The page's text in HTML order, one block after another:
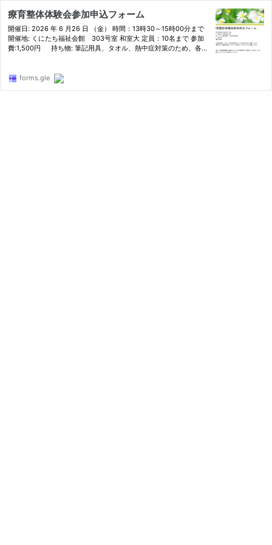
療育整体体験会参加申込フォーム
開催日: 2026 年 6 月26 日 （金） 時間：13時30～15時00分まで
開催地: くにたち福祉会館 303号室 和室大 定員：10名まで 参加
費:1,500円 持ち物: 筆記用具、タオル、熱中症対策のため、各自
forms.gle